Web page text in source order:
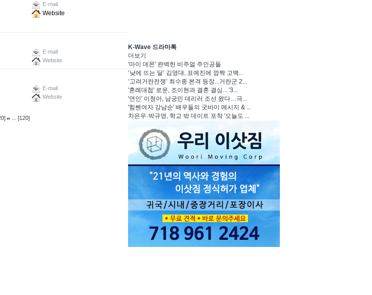
E-mail
Website
E-mail
Website
E-mail
Website
... [120]
K-Wave 드라마톡
더보기
'마이 데몬' 완벽한 비주얼 주인공들
‘낮에 뜨는 달’ 김영대, 표예진에 깜짝 고백...
‘고려거란전쟁’ 최수종 본격 등장...거란군 2...
'혼례대첩' 로운, 조이현과 결혼 결심…'3...
'연인' 이청아, 남궁민 데리러 조선 왔다…극...
'힘쎈여자 강남순' 배우들의 굿바이 메시지 & ...
차은우·박규영, 학교 밖 데이트 포착 '오늘도 ...